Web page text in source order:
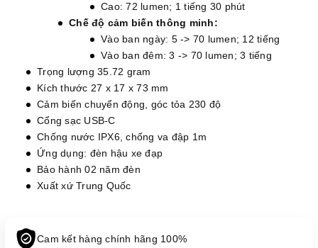
Cao: 72 lumen; 1 tiếng 30 phút
Chế độ cảm biến thông minh:
Vào ban ngày: 5 -> 70 lumen; 12 tiếng
Vào ban đêm: 3 -> 70 lumen; 3 tiếng
Trọng lượng 35.72 gram
Kích thước 27 x 17 x 73 mm
Cảm biến chuyển động, góc tỏa 230 độ
Cổng sạc USB-C
Chống nước IPX6, chống va đập 1m
Ứng dụng: đèn hậu xe đạp
Bảo hành 02 năm đèn
Xuất xứ Trung Quốc
Cam kết hàng chính hãng 100%